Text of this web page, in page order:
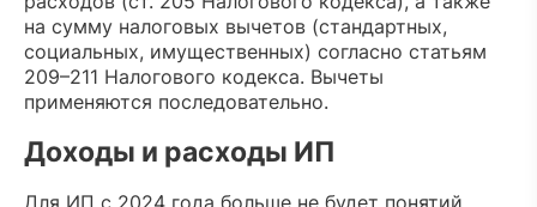
на сумму налоговых вычетов (стандартных,
социальных, имущественных) согласно статьям
209–211 Налогового кодекса. Вычеты
применяются последовательно.
Доходы и расходы ИП
Для ИП с 2024 года больше не будет понятий